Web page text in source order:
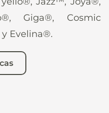
Giga®, Cosmic
Evelina®.